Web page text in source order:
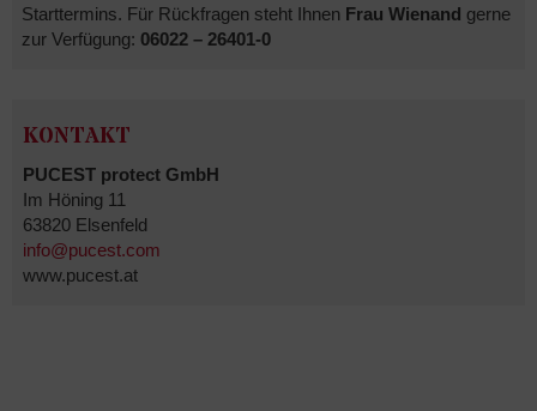
Starttermins. Für Rückfragen steht Ihnen Frau Wienand gerne
zur Verfügung: 06022 – 26401-0
KONTAKT
PUCEST protect GmbH
Im Höning 11
63820 Elsenfeld
info@pucest.com
www.pucest.at